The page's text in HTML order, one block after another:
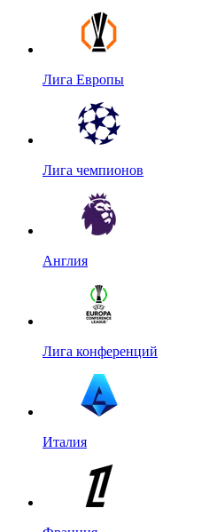
Лига Европы
Лига чемпионов
Англия
Лига конференций
Италия